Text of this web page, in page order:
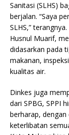
Sanitasi (SLHS)
berjalan. “Saya
SLHS,”
Husnul Muarif,
didasarkan pada
makanan,
kualitas air.
Dinkes juga
dari SPBG, SPPI
berharap, dengan
keterlibatan